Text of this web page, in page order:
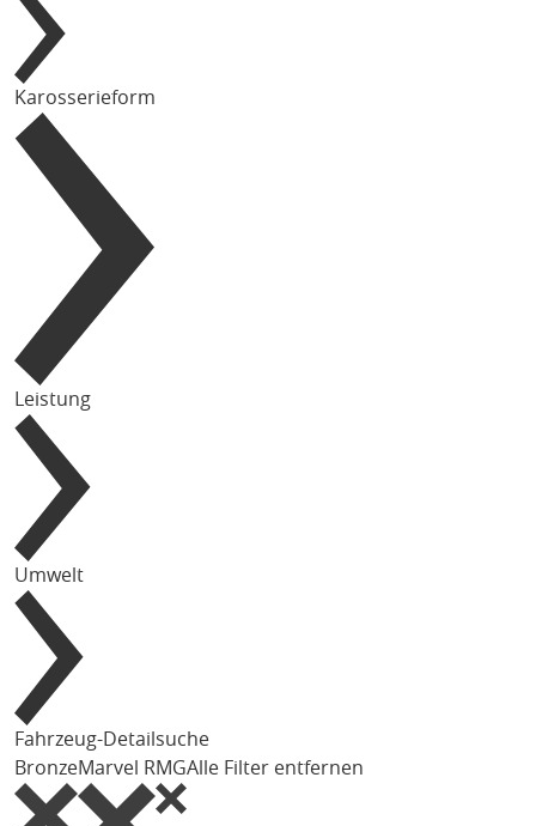
Karosserieform
Leistung
Umwelt
Fahrzeug-Detailsuche
BronzeMarvel RMGAlle Filter entfernen